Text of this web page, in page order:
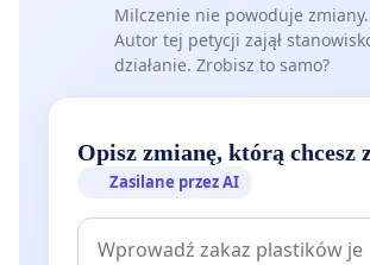
Milczenie nie powoduje zmiany.
Autor tej petycji zajął
działanie. Zrobisz to samo?
Opisz zmianę, którą chcesz
Zasilane przez AI